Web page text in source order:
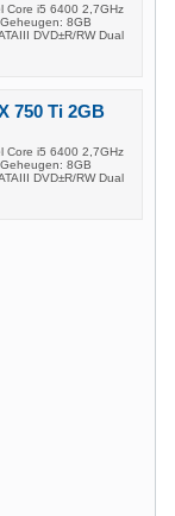
Core i5 6400 2,7GHz
8GB
DVD±R/RW Dual
750 Ti 2GB
Core i5 6400 2,7GHz
8GB
DVD±R/RW Dual